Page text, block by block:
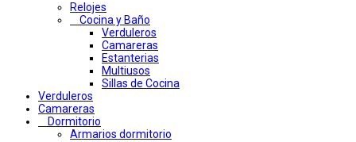
Relojes
Cocina y Baño
Verduleros
Camareras
Estanterias
Multiusos
Sillas de Cocina
Verduleros
Camareras
Dormitorio
Armarios dormitorio